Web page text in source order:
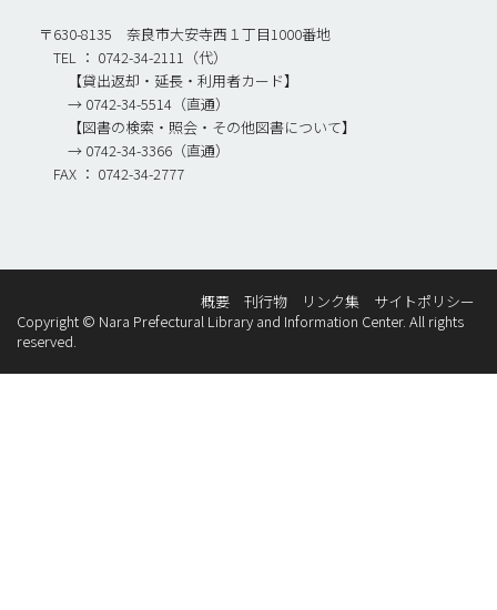
〒630-8135 奈良市大安寺西１丁目1000番地
TEL ： 0742-34-2111（代）
【貸出返却・延長・利用者カード】
→ 0742-34-5514（直通）
【図書の検索・照会・その他図書について】
→ 0742-34-3366（直通）
FAX ： 0742-34-2777
概要 刊行物 リンク集
サイトポリシー
Copyright © Nara Prefectural Library and Information Center. All rights
reserved.